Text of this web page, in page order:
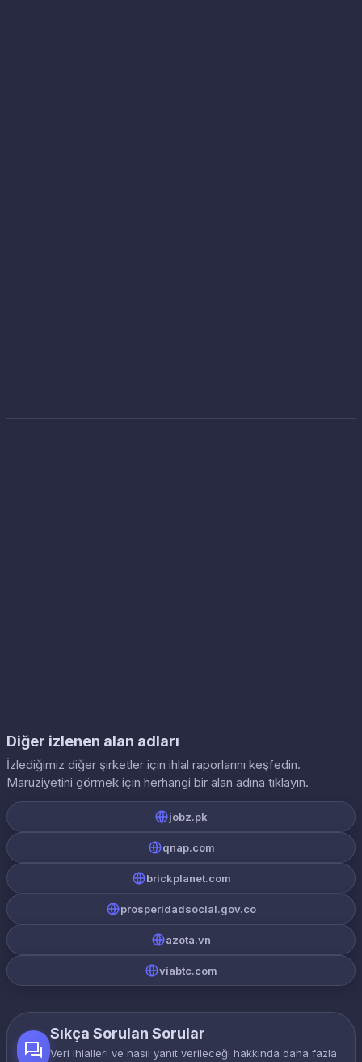
Diğer izlenen alan adları
İzlediğimiz diğer şirketler için ihlal raporlarını keşfedin.
Maruziyetini görmek için herhangi bir alan adına tıklayın.
jobz.pk
qnap.com
brickplanet.com
prosperidadsocial.gov.co
azota.vn
viabtc.com
Sıkça Sorulan Sorular
Veri ihlalleri ve nasıl yanıt verileceği hakkında daha fazla